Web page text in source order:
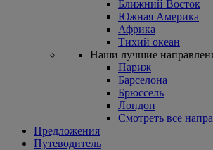
Ближний Восток
Южная Америка
Африка
Тихий океан
Наши лучшие
Париж
Барселона
Брюссель
Лондон
Смотреть все
Предложения
Путеводитель